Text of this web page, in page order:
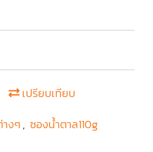
เปรียบเทียบ
งๆ, ซองน้ำตาล110g